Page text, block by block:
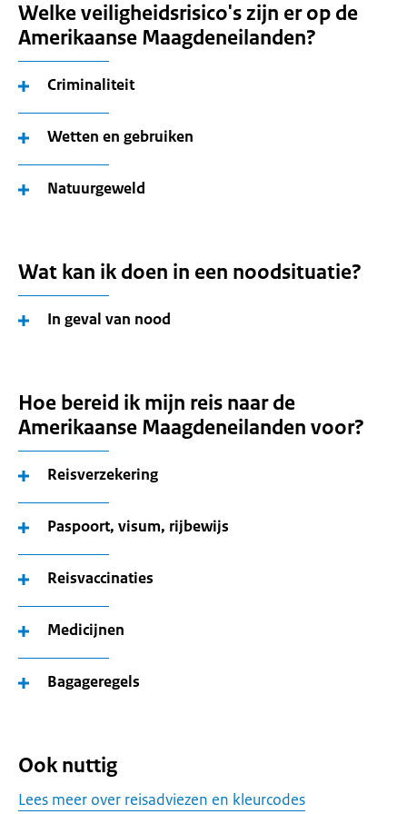
Welke veiligheidsrisico's zijn er op de
Amerikaanse Maagdeneilanden?
Criminaliteit
Wetten en gebruiken
Natuurgeweld
Wat kan ik doen in een noodsituatie?
In geval van nood
Hoe bereid ik mijn reis naar de
Amerikaanse Maagdeneilanden voor?
Reisverzekering
Paspoort, visum, rijbewijs
Reisvaccinaties
Medicijnen
Bagageregels
Ook nuttig
Lees meer over reisadviezen en kleurcodes